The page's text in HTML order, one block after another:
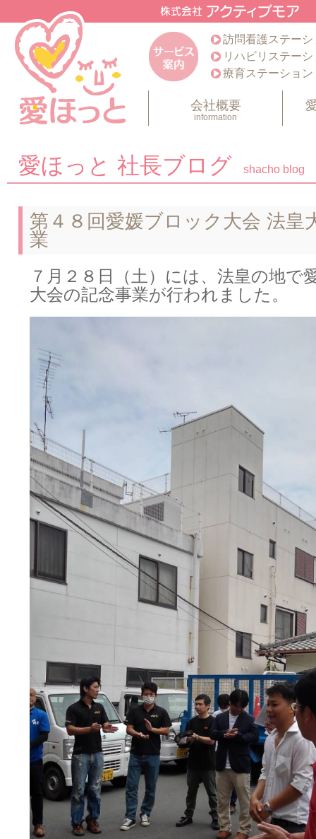
訪問看護ステー
リハビリステー
療育ステーション
会社概要
information
愛ほっと 社長ブログ shacho blog
第４８回愛媛ブロック大会 法皇
業
７月２８日（土）には、法皇の地で
大会の記念事業が行われました。